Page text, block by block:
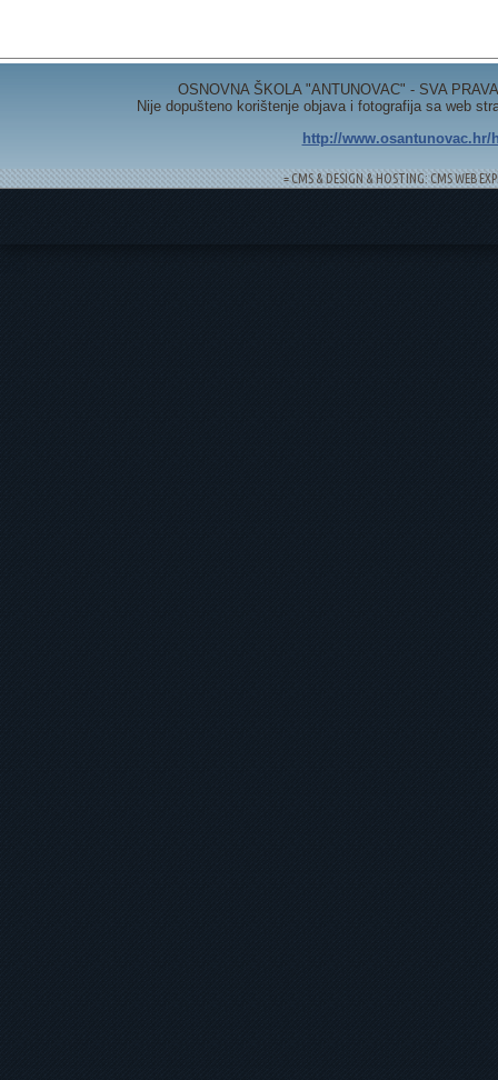
OSNOVNA ŠKOLA "ANTUNOVAC" - SVA
Nije dopušteno korištenje objava i fotografija sa web
http://www.osantunovac.hr/
= CMS & DESIGN & HOSTING: CMS WEB